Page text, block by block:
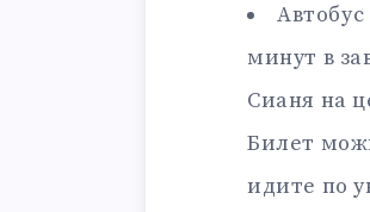
минут в
Сианя на
Билет
идите по